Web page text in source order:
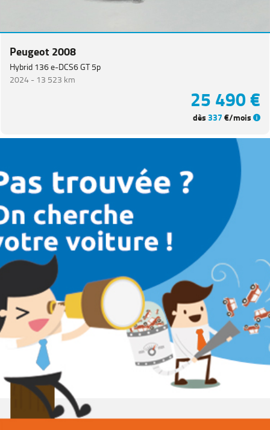
Peugeot 2008
Hybrid 136 e-DCS6 GT 5p
2024 - 13 523 km
25 490 €
dès337€/mois